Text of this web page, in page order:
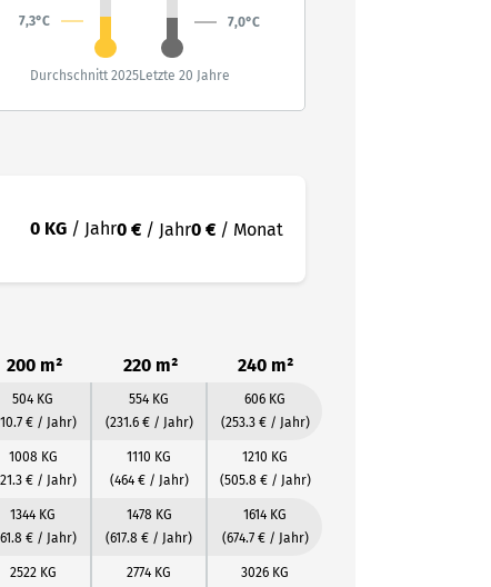
7,3°C 7,0°C
Durchschnitt 2025Letzte 20 Jahre
0 KG / Jahr0 € / Jahr0 € / Monat
200 m² 220 m² 240 m²
504 KG
€ / Jahr)
554 KG
(231.6 € / Jahr)
606 KG
(253.3 € / Jahr)
1008 KG
€ / Jahr)
1110 KG
(464 € / Jahr)
1210 KG
(505.8 € / Jahr)
1344 KG
€ / Jahr)
1478 KG
(617.8 € / Jahr)
1614 KG
(674.7 € / Jahr)
2522 KG 2774 KG 3026 KG